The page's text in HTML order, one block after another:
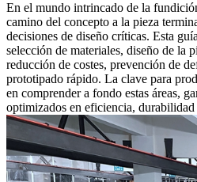
En el mundo intrincado de la
camino del concepto a la pieza
decisiones de diseño críticas. Esta
selección de materiales, diseño de la
reducción de costes, prevención de
prototipado rápido. La clave para
en comprender a fondo estas áreas,
optimizados en eficiencia, durabilidad